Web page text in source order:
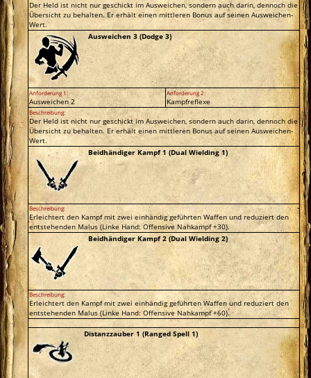
Der Held ist nicht nur geschickt im Ausweichen, sondern auch darin, dennoch die
Übersicht zu behalten. Er erhält einen mittleren Bonus auf seinen Ausweichen-
Wert.
Ausweichen 3 (Dodge 3)
Anforderung 1:
Ausweichen 2
Anforderung 2:
Kampfreflexe
Beschreibung:
Der Held ist nicht nur geschickt im Ausweichen, sondern auch darin, dennoch die
Übersicht zu behalten. Er erhält einen mittleren Bonus auf seinen Ausweichen-
Wert.
Beidhändiger Kampf 1 (Dual Wielding 1)
Beschreibung:
Erleichtert den Kampf mit zwei einhändig geführten Waffen und reduziert den
entstehenden Malus (Linke Hand: Offensive Nahkampf +30).
Beidhändiger Kampf 2 (Dual Wielding 2)
Beschreibung:
Erleichtert den Kampf mit zwei einhändig geführten Waffen und reduziert den
entstehenden Malus (Linke Hand: Offensive Nahkampf +60).
Distanzzauber 1 (Ranged Spell 1)